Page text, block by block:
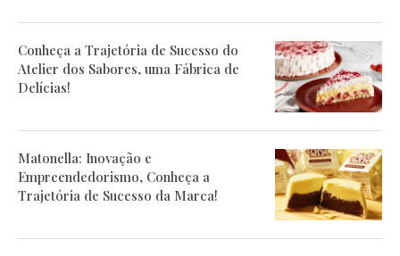
Conheça a Trajetória de Sucesso do
Atelier dos Sabores, uma Fábrica de
Delícias!
Matonella: Inovação e
Empreendedorismo, Conheça a
Trajetória de Sucesso da Marca!